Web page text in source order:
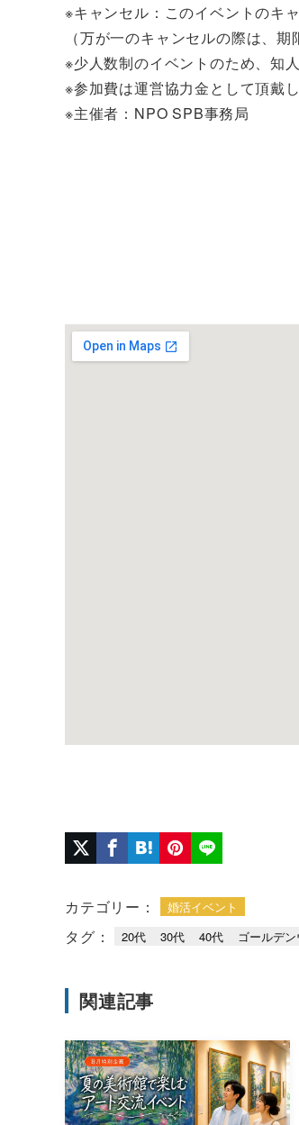
※キャンセル：このイベントのキ
（万が一のキャンセルの際は、
※少人数制のイベントのため、知
※参加費は運営協力金として頂戴し
※主催者：NPO SPB事務局
カテゴリー： 婚活イベント
タグ： 20代 30代 40代 ゴールデ
関連記事